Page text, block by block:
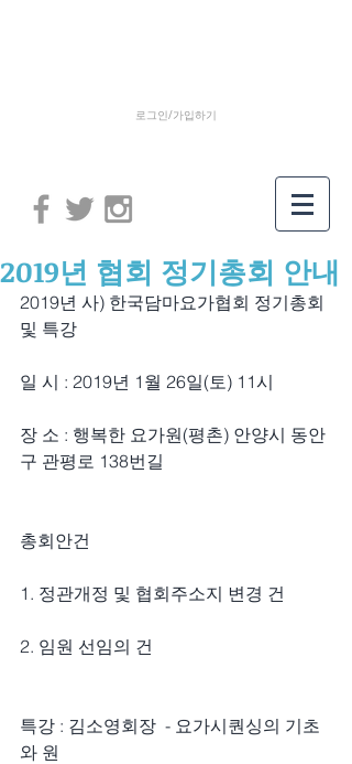
로그인/가입하기
2019년 협회 정기총회 안내
2019년 사) 한국담마요가협회 정기총회
및 특강
일 시 : 2019년 1월 26일(토) 11시
장 소 : 행복한 요가원(평촌) 안양시 동안
구 관평로 138번길
총회안건
1. 정관개정 및 협회주소지 변경 건
2. 임원 선임의 건
특강 : 김소영회장  - 요가시퀀싱의 기초
와 원